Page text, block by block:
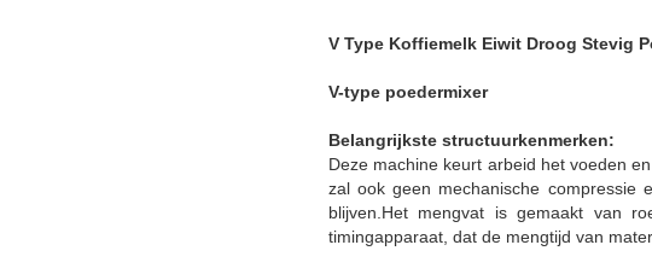
V Type Koffiemelk Eiwit Droog Stevig
V-type poedermixer
Belangrijkste structuurkenmerken:
Deze machine keurt arbeid het voeden
zal ook geen mechanische compressie
blijven.Het mengvat is gemaakt van
timingapparaat, dat de mengtijd van